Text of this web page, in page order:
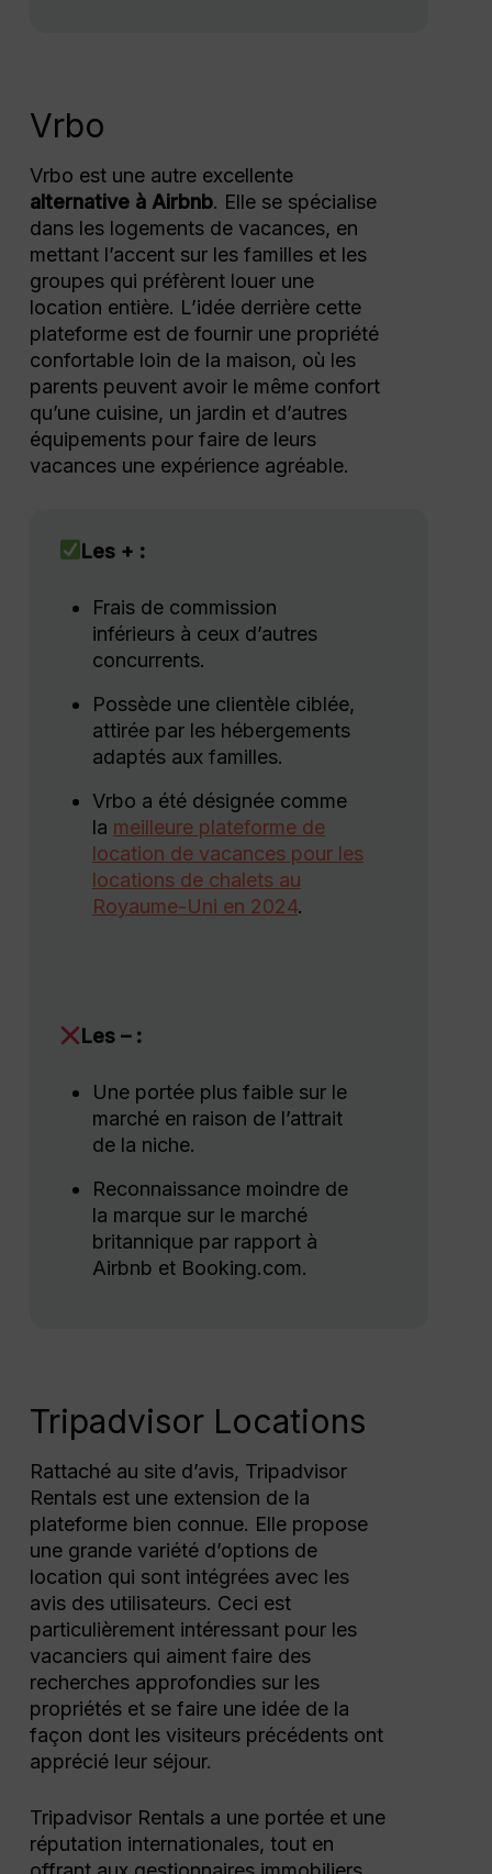
Vrbo
Vrbo est une autre excellente
alternative à Airbnb. Elle se spécialise
dans les logements de vacances, en
mettant l’accent sur les familles et les
groupes qui préfèrent louer une
location entière. L’idée derrière cette
plateforme est de fournir une propriété
confortable loin de la maison, où les
parents peuvent avoir le même confort
qu’une cuisine, un jardin et d’autres
équipements pour faire de leurs
vacances une expérience agréable.
Les + :
Frais de commission
inférieurs à ceux d’autres
concurrents.
Possède une clientèle ciblée,
attirée par les hébergements
adaptés aux familles.
Vrbo a été désignée comme
la meilleure plateforme de
location de vacances pour les
locations de chalets au
Royaume-Uni en 2024.
Les – :
Une portée plus faible sur le
marché en raison de l’attrait
de la niche.
Reconnaissance moindre de
la marque sur le marché
britannique par rapport à
Airbnb et Booking.com.
Tripadvisor Locations
Rattaché au site d’avis, Tripadvisor
Rentals est une extension de la
plateforme bien connue. Elle propose
une grande variété d’options de
location qui sont intégrées avec les
avis des utilisateurs. Ceci est
particulièrement intéressant pour les
vacanciers qui aiment faire des
recherches approfondies sur les
propriétés et se faire une idée de la
façon dont les visiteurs précédents ont
apprécié leur séjour.
Tripadvisor Rentals a une portée et une
réputation internationales, tout en